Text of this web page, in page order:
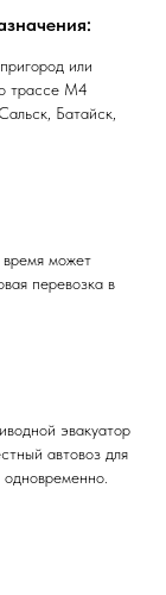
или
трассе М4
Батайск,
время может
перевозка в
эвакуатор
автовоз для